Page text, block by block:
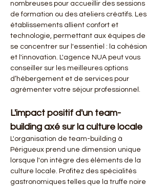
nombreuses pour accueillir des sessions
de formation ou des ateliers créatifs. Les
établissements allient confort et
technologie, permettant aux équipes de
se concentrer sur l'essentiel : la cohésion
et l'innovation. L'agence NUA peut vous
conseiller sur les meilleures options
d’hébergement et de services pour
agrémenter votre séjour professionnel.
L'impact positif d'un team-
building axé sur la culture locale
L'organisation de team-building à
Périgueux prend une dimension unique
lorsque l'on intègre des éléments de la
culture locale. Profitez des spécialités
gastronomiques telles que la truffe noire